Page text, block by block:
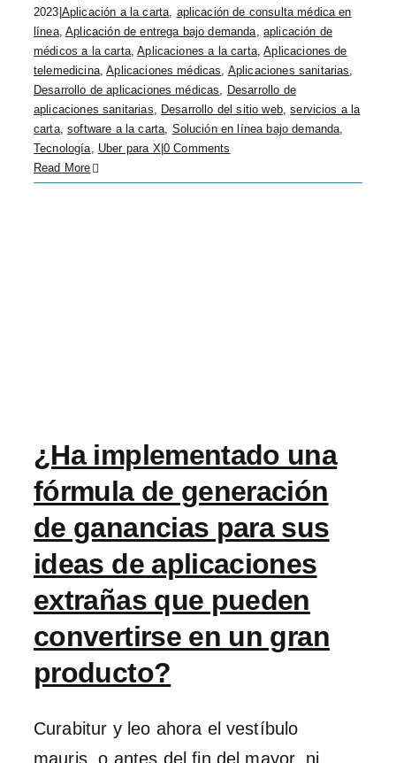
2023 Aplicación a la carta, aplicación de consulta médica en
línea,Aplicación de entrega bajo demanda, aplicación de
médicos a la carta,Aplicaciones a la carta,Aplicaciones de
telemedicina,Aplicaciones médicas, Aplicaciones sanitarias,
Desarrollo de aplicaciones médicas, Desarrollo de
aplicaciones sanitarias, Desarrollo del sitio web,servicios a la
carta,software a la carta, Solución en línea bajo demanda,
Tecnología, Uber para X| 0 Comments
Read More
¿Ha implementado una
fórmula de generación
de ganancias para sus
ideas de aplicaciones
extrañas que pueden
convertirse en un gran
producto?
Curabitur y leo ahora el vestíbulo
mauris, o antes del fin del mayor, ni